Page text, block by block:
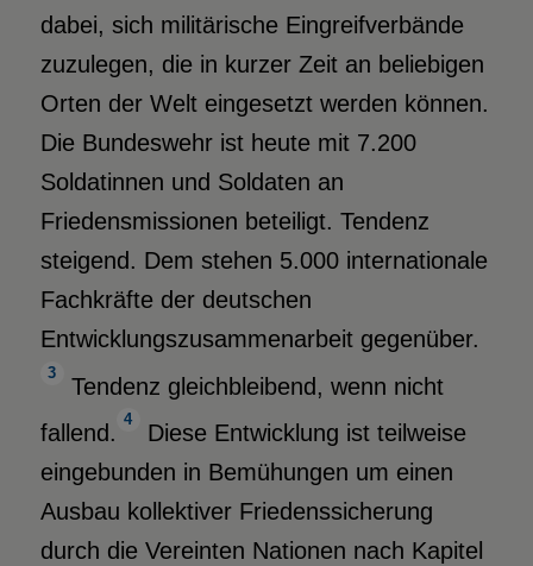
dabei, sich militärische Eingreifverbände
zuzulegen, die in kurzer Zeit an beliebigen
Orten der Welt eingesetzt werden können.
Die Bundeswehr ist heute mit 7.200
Soldatinnen und Soldaten an
Friedensmissionen beteiligt. Tendenz
steigend. Dem stehen 5.000 internationale
Fachkräfte der deutschen
Entwicklungszusammenarbeit gegenüber.
3
Tendenz gleichbleibend, wenn nicht
fallend.
4
Diese Entwicklung ist teilweise
eingebunden in Bemühungen um einen
Ausbau kollektiver Friedenssicherung
durch die Vereinten Nationen nach Kapitel